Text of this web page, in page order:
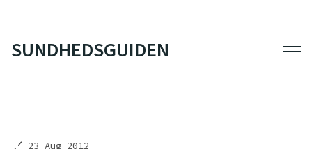
SUNDHEDSGUIDEN
23 Aug 2012